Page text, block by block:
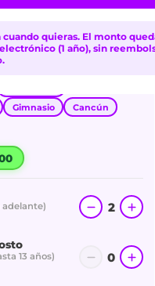
/adulto
Gimnasio
Cancún
adelante) 2
13 años) 0
cuando quieras. El monto
(1 año), sin